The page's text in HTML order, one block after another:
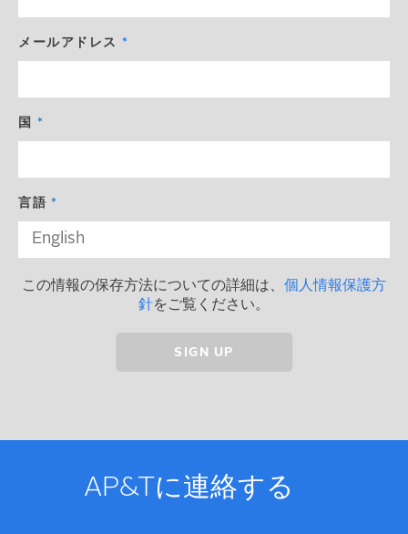
メールアドレス
国
言語
この情報の保存方法についての詳細は、 個人情報保護方
針をご覧ください。
AP&Tに連絡する